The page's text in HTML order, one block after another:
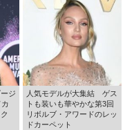
ジ
人気モデルが大集結 ゲス
トも装いも華やかな第3回
リボルブ・アワードのレッ
ドカーペット